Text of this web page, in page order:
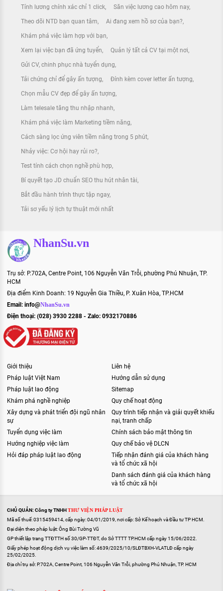
Tính lương chính xác chỉ 1 click Săn việc lương cao hôm nay
Theo dõi NTD bạn quan tâm Ai đang xem hồ sơ của bạn?
Khám phá việc làm hợp với bạn
Xem lại việc bạn đã ứng tuyển Quản lý tất cả CV tại một nơi
Gửi CV, chinh phục nhà tuyển dụng
Tải chứng chỉ để gây ấn tượng Đính kèm cover letter ấn tượng
Chọn mẫu CV đẹp để gây ấn tượng
Làm telesale tăng thu nhập nhanh
Khám phá việc làm Marketing tiềm năng
Cách sàng lọc ứng viên tiềm năng trong 5 phút
Nhảy việc: Cơ hội hay rủi ro?
Test tính cách chọn nghề phù hợp
Bí quyết tạo JD chuẩn SEO thu hút nhân tài
Bắt đầu hành trình thực tập ngay
Tải sơ yếu lý lịch tự thuật mới nhất
NhanSu.vn
Trụ sở: P.702A, Centre Point, 106 Nguyễn Văn Trỗi, phường Phú Nhuận, TP.
HCM
Địa điểm Kinh Doanh: 19 Nguyễn Gia Thiều, P. Xuân Hòa, TP.HCM
Email: info@NhanSu.vn
Điện thoại: (028) 3930 2288 - Zalo: 0932170886
Giới thiệu
Pháp luật Việt Nam
Pháp luật lao động
Khám phá nghề nghiệp
Xây dựng và phát triển đội ngũ nhân
sự
Tuyển dụng việc làm
Hướng nghiệp việc làm
Hỏi đáp pháp luật lao động
Liên hệ
Hướng dẫn sử dụng
Sitemap
Quy chế hoạt động
Quy trình tiếp nhận và giải quyết khiếu
nại, tranh chấp
Chính sách bảo mật thông tin
Quy chế bảo vệ DLCN
Tiếp nhận đánh giá của khách hàng
và tổ chức xã hội
Danh sách đánh giá của khách hàng
và tổ chức xã hội
CHỦ QUẢN: Công ty TNHH THƯ VIỆN PHÁP LUẬT
Mã số thuế: 0315459414, cấp ngày: 04/01/2019, nơi cấp: Sở Kế hoạch và Đầu tư TP HCM.
Đại diện theo pháp luật: Ông Bùi Tường Vũ
GP thiết lập trang TTĐTTH số 30/GP-TTĐT, do Sở TTTT TP.HCM cấp ngày 15/06/2022.
Giấy phép hoạt động dịch vụ việc làm số: 4639/2025/10/SLĐTBXH-VLATLĐ cấp ngày
25/02/2025.
Địa chỉ trụ sở: P.702A, Centre Point, 106 Nguyễn Văn Trỗi, phường Phú Nhuận, TP. HCM